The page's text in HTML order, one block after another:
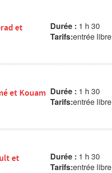
et
Durée : 1 h 30
Tarifs:entrée libre
et Kouam Durée : 1 h 30
Tarifs:entrée libre
et
Durée : 1 h 30
Tarifs:entrée libre